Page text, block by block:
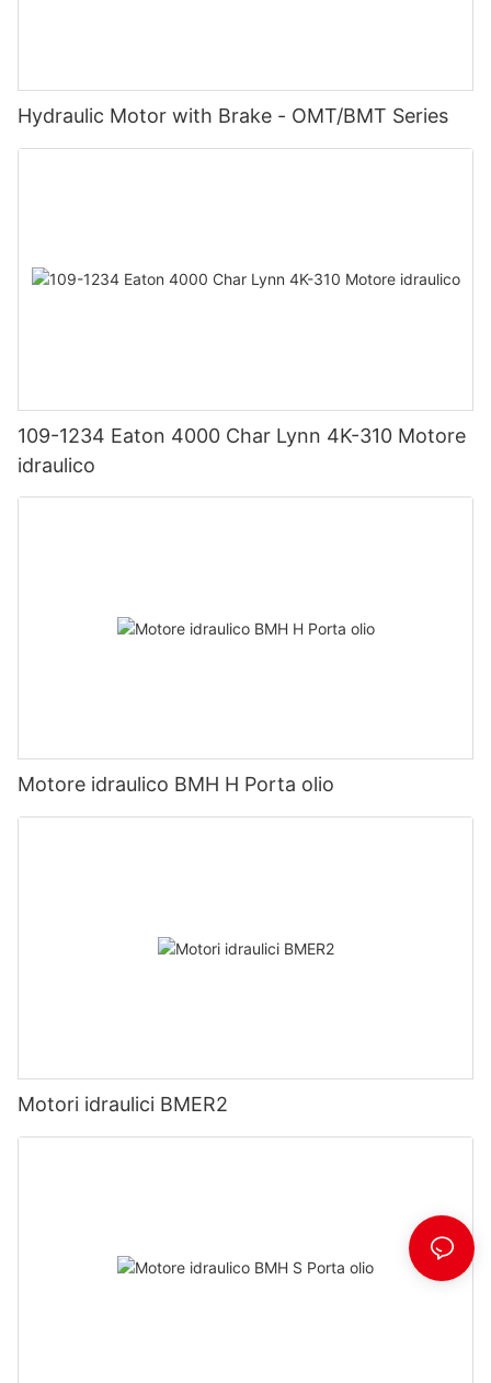
Hydraulic Motor with Brake - OMT/BMT Series
109-1234 Eaton 4000 Char Lynn 4K-310 Motore
idraulico
Motore idraulico BMH H Porta olio
Motori idraulici BMER2